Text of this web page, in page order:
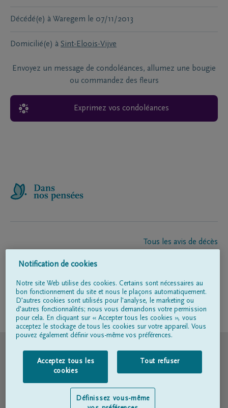
Décédé(e) à Waregem le 07/11/2013
Domicilié(e) à Sint-Eloois-Vijve
Envoyez un message de condoléances, allumez une bougie
ou commandez des fleurs
Exprimez vos condoléances
Tous les avis de décès
Entrepreneur de pompes funèbres
Suivez-nous sur
Conditions d'utilisation
Déclaration relative à la vie privée
Notification de cookies
Notre site Web utilise des cookies. Certains sont nécessaires au
bon fonctionnement du site et nous le plaçons automatiquement.
D'autres cookies sont utilisés pour l'analyse, le marketing ou
d'autres fonctionnalités; nous vous demandons votre permission
pour cela. En cliquant sur « Accepter tous les cookies », vous
acceptez le stockage de tous les cookies sur votre appareil. Vous
pouvez également définir vous-même vos préférences.
Acceptez tous les
cookies
Tout refuser
Définissez vous-même